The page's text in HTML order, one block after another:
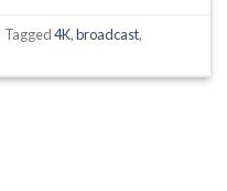
Tagged4K,broadcast,